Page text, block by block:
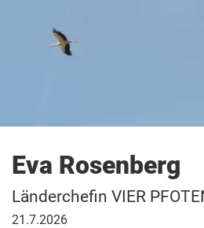
Eva Rosenberg
Länderchefin VIER
21.
21.7.2026